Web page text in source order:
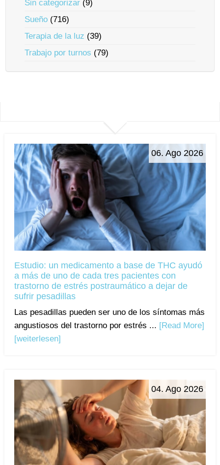
Sin categorizar (9)
Sueño (716)
Terapia de la luz (39)
Trabajo por turnos (79)
06. Ago 2026
Estudio: un medicamento a base de THC ayudó
a más de uno de cada tres pacientes con
trastorno de estrés postraumático a dejar de
sufrir pesadillas
Las pesadillas pueden ser uno de los síntomas más
angustiosos del trastorno por estrés ... [Read More]
[weiterlesen]
04. Ago 2026